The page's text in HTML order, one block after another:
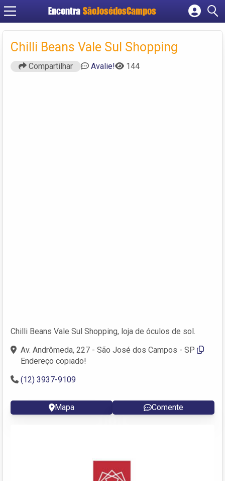
Encontra SãoJosédosCampos
Cadastrar empresa
Criar conta
Chilli Beans Vale Sul Shopping
Compartilhar Avalie! 144
Chilli Beans Vale Sul Shopping, loja de óculos de sol.
Av. Andrômeda, 227 - São José dos Campos - SP
Endereço copiado!
(12) 3937-9109
Mapa Comente